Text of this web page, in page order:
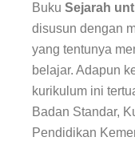
Buku Sejarah
disusun dengan
yang tentunya
belajar. Adapun
kurikulum ini
Badan Standar,
Pendidikan